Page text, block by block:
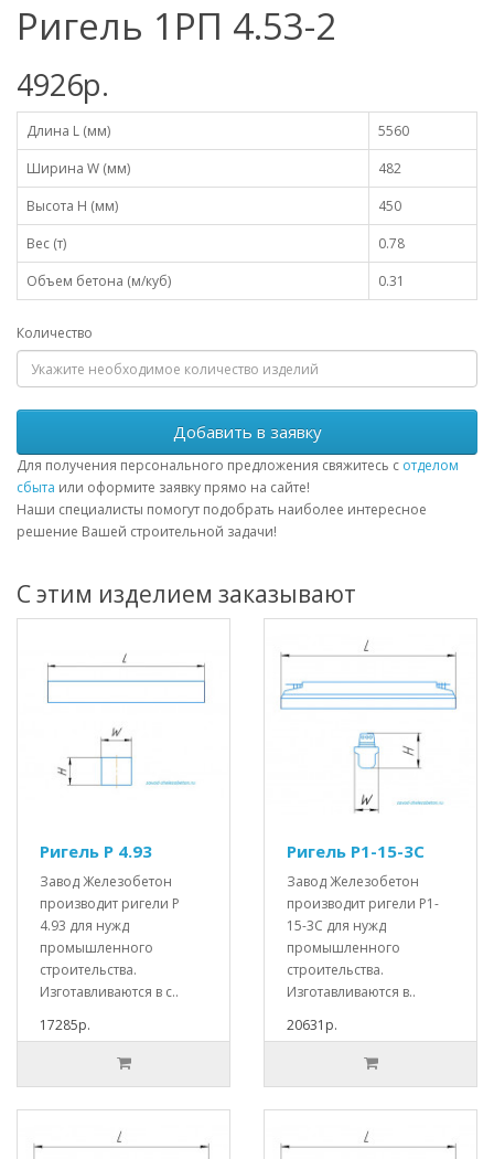
Ригель 1РП 4.53-2
4926р.
Длина L (мм)
5560
Ширина W (мм)
482
Высота H (мм)
450
Вес (т)
0.78
Объем бетона (м/куб)
0.31
Количество
Добавить в заявку
Для получения персонального предложения свяжитесь с отделом
сбыта или оформите заявку прямо на сайте!
Наши специалисты помогут подобрать наиболее интересное
решение Вашей строительной задачи!
С этим изделием заказывают
Ригель Р 4.93
Завод Железобетон
производит ригели Р
4.93 для нужд
промышленного
строительства.
Изготавливаются в с..
17285р.
Ригель Р1-15-3С
Завод Железобетон
производит ригели Р1-
15-3С для нужд
промышленного
строительства.
Изготавливаются в..
20631р.